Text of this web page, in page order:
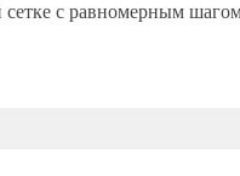
с равномерным